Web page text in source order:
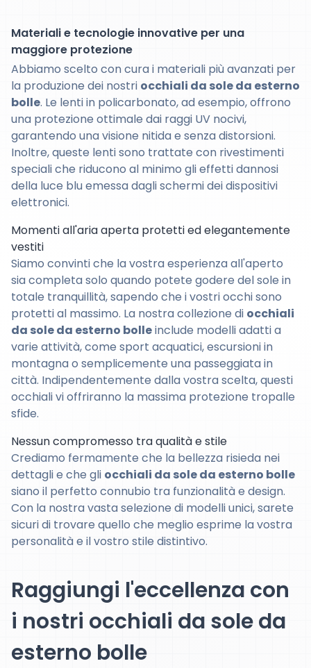
Materiali e tecnologie innovative per una
maggiore protezione
Abbiamo scelto con cura i materiali più avanzati per
la produzione dei nostri occhiali da sole da esterno
bolle. Le lenti in policarbonato, ad esempio, offrono
una protezione ottimale dai raggi UV nocivi,
garantendo una visione nitida e senza distorsioni.
Inoltre, queste lenti sono trattate con rivestimenti
speciali che riducono al minimo gli effetti dannosi
della luce blu emessa dagli schermi dei dispositivi
elettronici.
Momenti all'aria aperta protetti ed elegantemente
vestiti
Siamo convinti che la vostra esperienza all'aperto
sia completa solo quando potete godere del sole in
totale tranquillità, sapendo che i vostri occhi sono
protetti al massimo. La nostra collezione di occhiali
da sole da esterno bolleinclude modelli adatti a
varie attività, come sport acquatici, escursioni in
montagna o semplicemente una passeggiata in
città. Indipendentemente dalla vostra scelta, questi
occhiali vi offriranno la massima protezione tropalle
sfide.
Nessun compromesso tra qualità e stile
Crediamo fermamente che la bellezza risieda nei
dettagli e che gli occhiali da sole da esterno bolle
siano il perfetto connubio tra funzionalità e design.
Con la nostra vasta selezione di modelli unici, sarete
sicuri di trovare quello che meglio esprime la vostra
personalità e il vostro stile distintivo.
Raggiungi l'eccellenza con
i nostri occhiali da sole da
esterno bolle